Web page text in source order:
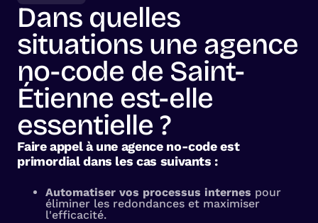
Dans quelles
situations une agence
no-code de Saint-
Étienne est-elle
essentielle ?
Faire appel à une agence no-code est
primordial dans les cas suivants :
Automatiser vos processus internes pour
éliminer les redondances et maximiser
l'efficacité.